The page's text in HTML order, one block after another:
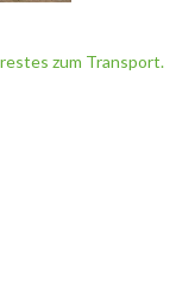
zum Transport.